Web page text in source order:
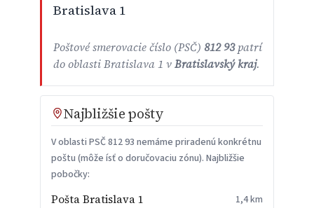
Bratislava 1
Poštové smerovacie číslo (PSČ) 812 93patrí
do oblasti Bratislava 1 vBratislavský kraj.
Najbližšie pošty
V oblasti PSČ 812 93 nemáme priradenú konkrétnu
poštu (môže ísť o doručovaciu zónu). Najbližšie
pobočky:
Pošta Bratislava 1 1,4 km